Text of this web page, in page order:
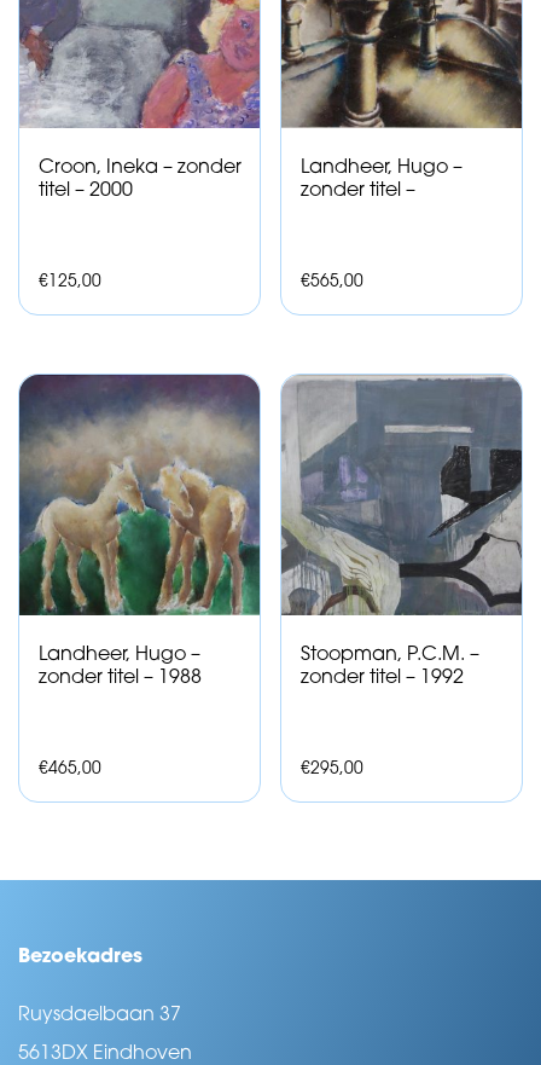
Croon, Ineka – zonder
titel – 2000
€ 125,00
Landheer, Hugo –
zonder titel –
€565,00
Landheer, Hugo –
zonder titel – 1988
€465,00
Stoopman, P.C.M. –
zonder titel – 1992
€295,00
Bezoekadres
Ruysdaelbaan 37
5613DX Eindhoven